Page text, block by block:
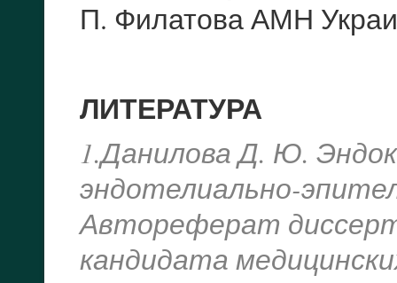
П. Филатова АМН
ЛИТЕРАТУРА
1.Данилова Д. Ю.
эндотелиально-
Автореферат
кандидата